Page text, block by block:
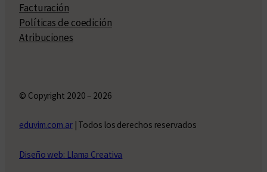
Facturación
Políticas de coedición
Atribuciones
© Copyright 2020 – 2026
eduvim.com.ar| Todos los derechos reservados
Diseño web: Llama Creativa